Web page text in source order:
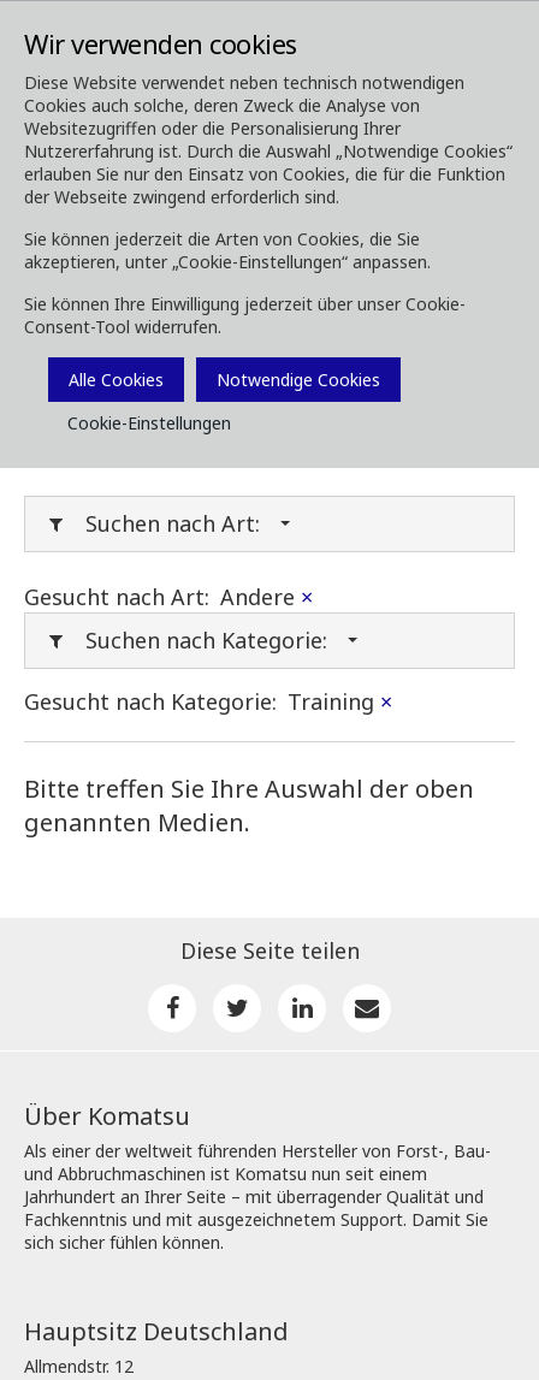
Wir verwenden cookies
Diese Website verwendet neben technisch notwendigen
Cookies auch solche, deren Zweck die Analyse von
Websitezugriffen oder die Personalisierung Ihrer
Nutzererfahrung ist. Durch die Auswahl „Notwendige Cookies“
erlauben Sie nur den Einsatz von Cookies, die für die Funktion
der Webseite zwingend erforderlich sind.
Sie können jederzeit die Arten von Cookies, die Sie
akzeptieren, unter „Cookie-Einstellungen“ anpassen.
Sie können Ihre Einwilligung jederzeit über unser Cookie-
Consent-Tool widerrufen.
Alle Cookies
Notwendige Cookies
Cookie-Einstellungen
Media Downloads
Downloads
Laden Sie Broschüren, Bilder, Videos,
Kundenmagazine und andere Medien herunter.
Sie können dies nach Typ oder Kategorie unten
Filtern.
Filter Media
Suchen nach Art:
Gesucht nach Art: Andere ×
Suchen nach Kategorie:
Gesucht nach Kategorie: Training ×
Bitte treffen Sie Ihre Auswahl der oben
genannten Medien.
Diese Seite teilen
Über Komatsu
Als einer der weltweit führenden Hersteller von Forst-, Bau-
und Abbruchmaschinen ist Komatsu nun seit einem
Jahrhundert an Ihrer Seite – mit überragender Qualität und
Fachkenntnis und mit ausgezeichnetem Support. Damit Sie
sich sicher fühlen können.
Hauptsitz Deutschland
Allmendstr. 12